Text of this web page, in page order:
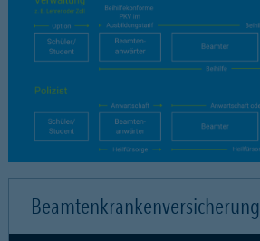
Beamtenkrankenversicherung